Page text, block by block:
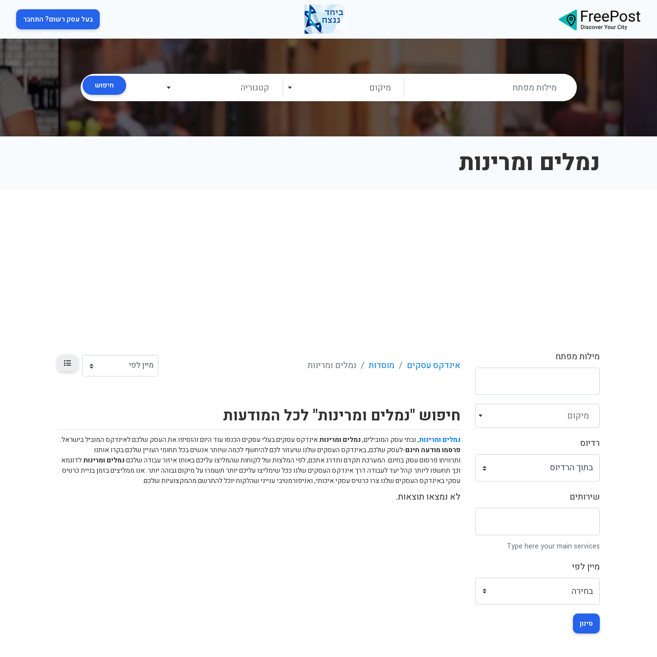
בעל עסק רשום? התחבר
מיקום קטגוריה חיפוש
נמלים ומרינות
מילות מפתח
מיקום
רדיוס
שירותים
Type here your main services
מיין לפי
סינון
אינדקס עסקים מוסדות נמלים ומרינות
חיפוש "נמלים ומרינות" לכל המודעות
נמלים ומרינות, ובתי עסק המובילים,נמלים ומרינותאינדקס עסקים בעלי עסקים הכנסו עוד היום והוסיפו את העסק שלכם לאינדקס המוביל בישראל.
פרסמו מודעה חינם-לעסק שלכם, באינדקס העסקים שלנו שיעזור לכם להיחשף לכמה שיותר אנשים בכל תחומי העניין שלכם בקרו אותנו
ותרוויחו פרסום עסק בחינם. המערכת תקדם ותדרג אתכם, לפי המלצות של לקוחות שהמליצו עליכם באותו איזור עבודה שלכםנמלים ומרינותלדוגמא
וכך תחשפו ליותר קהל יעד לעבודה דרך אינדקס העסקים שלנו ככל שימליצו עליכם יותר תשמרו על מיקום גבוהה יותר. אנו ממליצים בזמן בניית כרטיס
עסקי באינדקס העסקים שלנו צרו כרטיס עסקי איכותי, ואניפורמטיבי ענייני שהלקוח יוכל להתרשם מהמקצועיות שלכם.
לא נמצאו תוצאות.